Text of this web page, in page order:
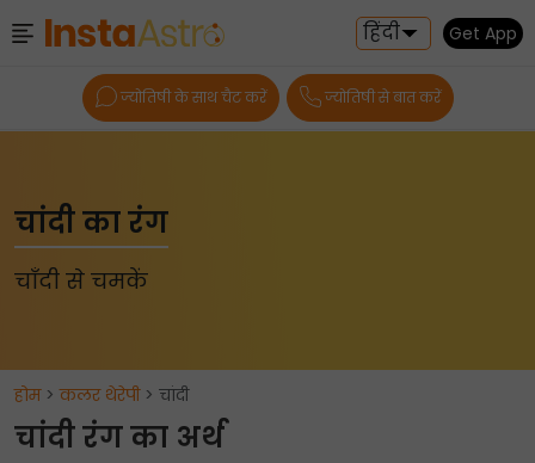
हिंदी Get App
ज्योतिषी के साथ चैट करें ज्योतिषी से बात करें
चांदी का रंग
चाँदी से चमकें
होम>कलर थेरेपी> चांदी
चांदी रंग का अर्थ